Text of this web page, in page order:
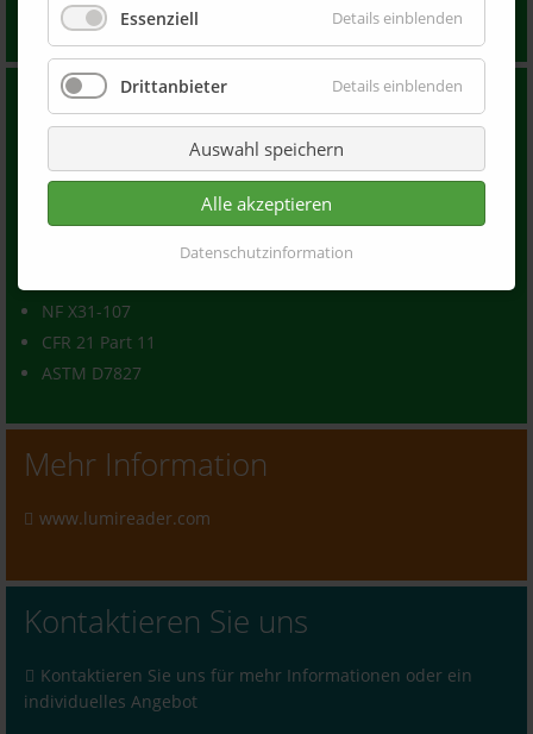
Zum Ausklappen klicken
Normen
ISO/TR 18811
ISO 18747-1/2
NF X31-107
CFR 21 Part 11
ASTM D7827
Mehr Information
www.lumireader.com
Kontaktieren Sie uns
Kontaktieren Sie uns für mehr Informationen oder ein
individuelles Angebot
Essenziell Details einblenden
Drittanbieter Details einblenden
Auswahl speichern
Alle akzeptieren
Datenschutzinformation